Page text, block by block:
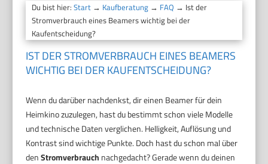
Du bist hier:Start → Kaufberatung → FAQ → Ist der
Stromverbrauch eines Beamers wichtig bei der
Kaufentscheidung?
IST DER STROMVERBRAUCH EINES BEAMERS
WICHTIG BEI DER KAUFENTSCHEIDUNG?
Wenn du darüber nachdenkst, dir einen Beamer für dein
Heimkino zuzulegen, hast du bestimmt schon viele Modelle
und technische Daten verglichen. Helligkeit, Auflösung und
Kontrast sind wichtige Punkte. Doch hast du schon mal über
denStromverbrauch nachgedacht? Gerade wenn du deinen